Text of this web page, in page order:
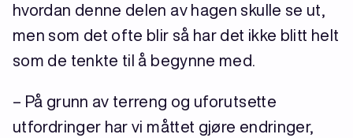
hvordan denne delen av hagen skulle se ut,
men som det ofte blir så har det ikke blitt helt
som de tenkte til å begynne med.
– På grunn av terreng og uforutsette
utfordringer har vi måttet gjøre endringer,